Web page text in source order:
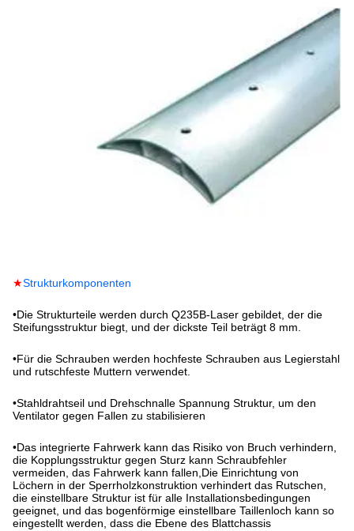
★Strukturkomponenten
•Die Strukturteile werden durch Q235B-Laser gebildet, der die
Steifungsstruktur biegt, und der dickste Teil beträgt 8 mm.
•Für die Schrauben werden hochfeste Schrauben aus Legierstahl
und rutschfeste Muttern verwendet.
•Stahldrahtseil und Drehschnalle Spannung Struktur, um den
Ventilator gegen Fallen zu stabilisieren
•Das integrierte Fahrwerk kann das Risiko von Bruch verhindern,
die Kopplungsstruktur gegen Sturz kann Schraubfehler
vermeiden, das Fahrwerk kann fallen,Die Einrichtung von
Löchern in der Sperrholzkonstruktion verhindert das Rutschen,
die einstellbare Struktur ist für alle Installationsbedingungen
geeignet, und das bogenförmige einstellbare Taillenloch kann so
eingestellt werden, dass die Ebene des Blattchassis